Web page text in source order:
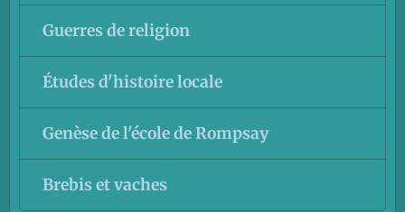
Guerres de religion
Études d'histoire locale
Genèse de l'école de Rompsay
Brebis et vaches